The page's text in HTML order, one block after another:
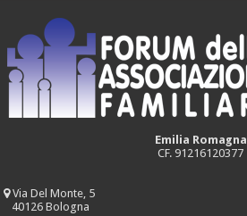
Emilia Romagna
CF. 91216120377
Via Del Monte, 5
40126 Bologna